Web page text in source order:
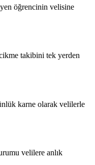
öğrencinin velisine
takibini tek yerden
karne olarak velilerle
velilere anlık